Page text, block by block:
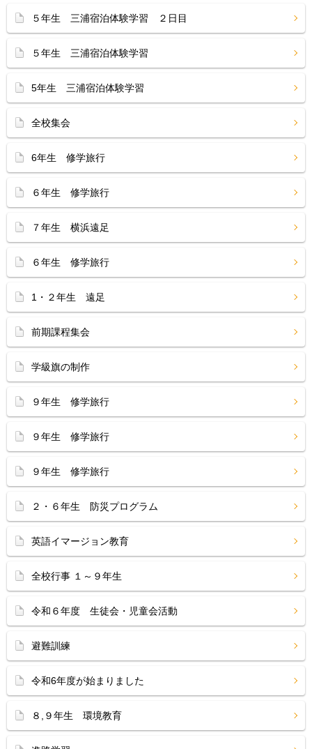
５年生 三浦宿泊体験学習 ２日目
５年生 三浦宿泊体験学習
5年生 三浦宿泊体験学習
全校集会
6年生 修学旅行
６年生 修学旅行
７年生 横浜遠足
６年生 修学旅行
1・２年生 遠足
前期課程集会
学級旗の制作
９年生 修学旅行
９年生 修学旅行
９年生 修学旅行
２・６年生 防災プログラム
英語イマージョン教育
全校行事 １～９年生
令和６年度 生徒会・児童会活動
避難訓練
令和6年度が始まりました
８,９年生 環境教育